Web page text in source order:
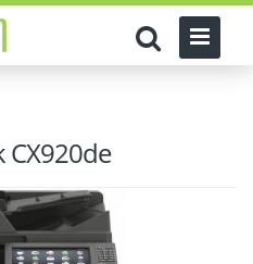
CX920de